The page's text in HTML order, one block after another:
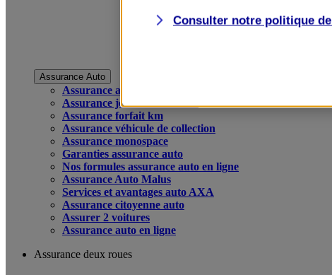
Assurance Auto
Assurance auto
Assurance jeune conducteur
Assurance forfait km
Assurance véhicule de collection
Assurance monospace
Garanties assurance auto
Nos formules assurance auto en ligne
Assurance Auto Malus
Services et avantages auto AXA
Assurance citoyenne auto
Assurer 2 voitures
Assurance auto en ligne
Assurance deux roues
Consulter notre politique de